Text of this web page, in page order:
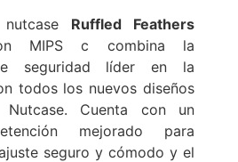
Ruffled Feathers
MIPS c combina la
seguridad líder en la
todos los nuevos diseños
Nutcase. Cuenta con un
mejorado para
seguro y cómodo y el